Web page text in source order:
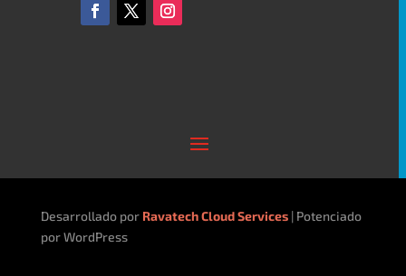
Desarrollado por Ravatech Cloud Services| Potenciado
por WordPress